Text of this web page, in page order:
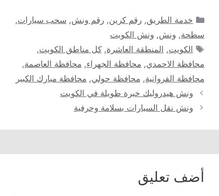
التصنيفات
خدمة الطريق,رقم كرين,رقم ونش, سحب سيارات,
سطحة, ونش, ونش الكويت
الوسوم
الكويت, المنطقة العاشرة,كل مناطق الكويت,
محافظة الاحمدي, محافظة الجهراء, محافظة العاصمة,
محافظة الفروانية, محافظة حولي, محافظة مبارك الكبير
ونش هيدروليك خبرة طويلة في الكويت
ونش نقل السيارات بسلامة وحرفية
أضف تعليق